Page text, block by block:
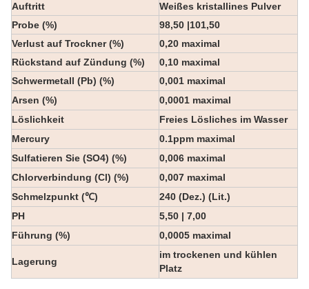
Auftritt
Weißes kristallines Pulver
Probe (%)
98,50 |101,50
Verlust auf Trockner (%)
0,20 maximal
Rückstand auf Zündung (%)
0,10 maximal
Schwermetall (Pb) (%)
0,001 maximal
Arsen (%)
0,0001 maximal
Löslichkeit
Freies Lösliches im Wasser
Mercury
0.1ppm maximal
Sulfatieren Sie (SO4) (%)
0,006 maximal
Chlorverbindung (Cl) (%)
0,007 maximal
Schmelzpunkt (℃)
240 (Dez.) (Lit.)
PH
5,50 | 7,00
Führung (%)
0,0005 maximal
Lagerung
im trockenen und kühlen
Platz